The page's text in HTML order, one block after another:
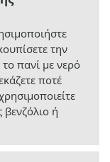
την
πανί με νερό
ποτέ
ή